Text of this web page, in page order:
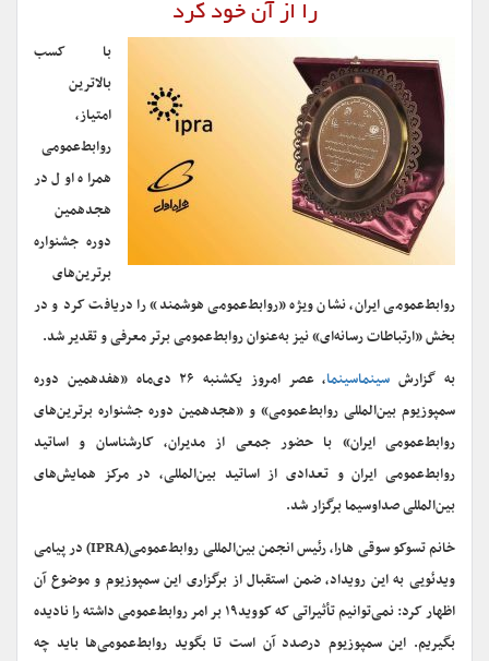
را از آن خود کرد
با کسب
بالاترین
امتیاز،
روابط‌عمومی
همراه اول در
هجدهمین
دوره جشنواره
برترین‌های
روابط‌عمومی ایران، نشان ویژه «روابط‌عمومی هوشمند» را دریافت کرد و در
بخش «ارتباطات رسانه‌ای» نیز به‌عنوان روابط‌عمومی برتر معرفی و تقدیر شد.
به گزارش سینماسینما
، عصر امروز یکشنبه ۲۶ دی‌ماه «هفدهمین دوره
سمپوزیوم بین‌المللی روابط‌عمومی» و «هجدهمین دوره جشنواره برترین‌های
روابط‌عمومی ایران» با حضور جمعی از مدیران، کارشناسان و اساتید
روابط‌عمومی ایران و تعدادی از اساتید بین‌المللی، در مرکز همایش‌های
بین‌المللی صداوسیما برگزار شد.
خانم تسوکو سوقی هارا، رئیس انجمن بین‌المللی روابط‌عمومی(IPRA) در پیامی
ویدئویی به این رویداد، ضمن استقبال از برگزاری این سمپوزیوم و موضوع آن
اظهار کرد: نمی‌توانیم تأثیراتی که کووید۱۹ بر امر روابط‌عمومی داشته را نادیده
بگیریم. این سمپوزیوم درصدد آن است تا بگوید روابط‌عمومی‌ها باید چه